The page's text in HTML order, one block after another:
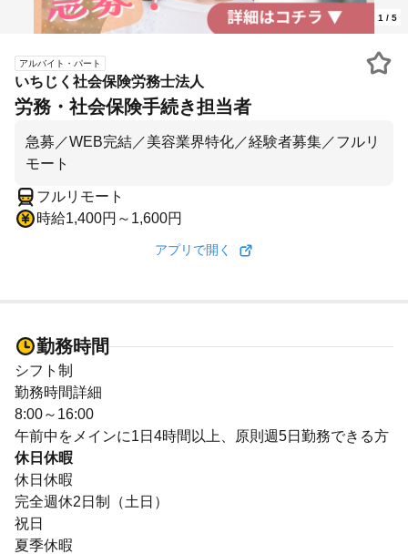
1 / 5
アルバイト・パート
いちじく社会保険労務士法人
労務・社会保険手続き担当者
急募／WEB完結／美容業界特化／経験者募集／フルリ
モート
フルリモート
時給1,400円～1,600円
アプリで開く
勤務時間
シフト制
勤務時間詳細
8:00～16:00
午前中をメインに1日4時間以上、原則週5日勤務できる方
休日休暇
休日休暇
完全週休2日制（土日）
祝日
夏季休暇